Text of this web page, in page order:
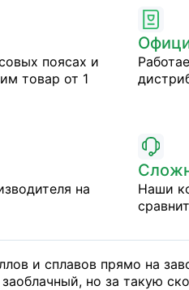
поясах и
товар от 1
на
Наши
и сплавов прямо на
но за такую